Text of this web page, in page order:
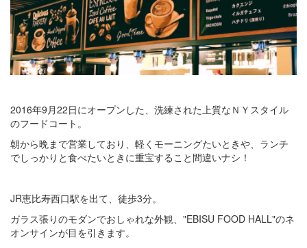
2016年9月22日にオープンした、洗練された上質なＮＹスタイル
のフードコート。
朝から晩まで営業しており、軽くモーニングたいときや、ランチ
でしっかりと食べたいときに重宝すること間違いナシ！
JR恵比寿西口駅を出て、徒歩3分。
ガラス張りのモダンでおしゃれな外観、"EBISU FOOD HALL"のネ
オンサインが目を引きます。